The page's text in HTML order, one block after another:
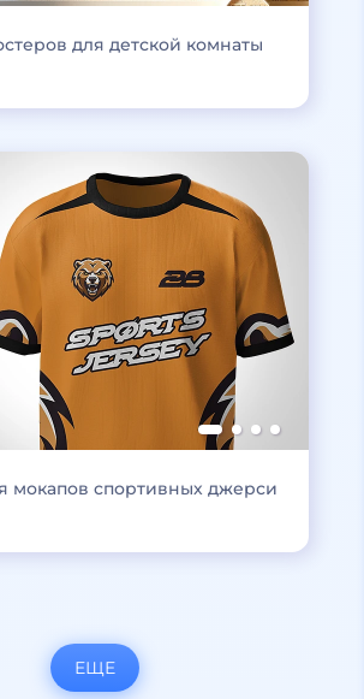
для детской комнаты
мокапов спортивных джерси
ЕЩЕ